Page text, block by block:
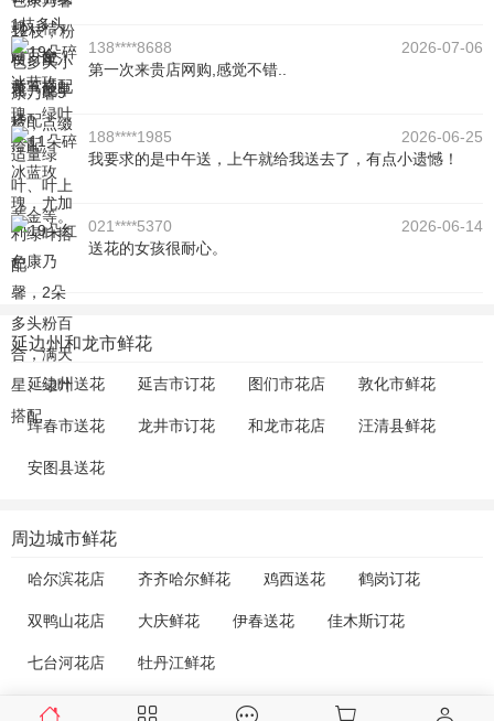
138****8688
2026-07-06
第一次来贵店网购,感觉不错..
188****1985
2026-06-25
我要求的是中午送，上午就给我送去了，有点小遗憾！
021****5370
2026-06-14
送花的女孩很耐心。
延边州和龙市鲜花
延边州送花 延吉市订花 图们市花店 敦化市鲜花
珲春市送花 龙井市订花 和龙市花店 汪清县鲜花
安图县送花
周边城市鲜花
哈尔滨花店 齐齐哈尔鲜花 鸡西送花 鹤岗订花
双鸭山花店 大庆鲜花 伊春送花 佳木斯订花
七台河花店 牡丹江鲜花